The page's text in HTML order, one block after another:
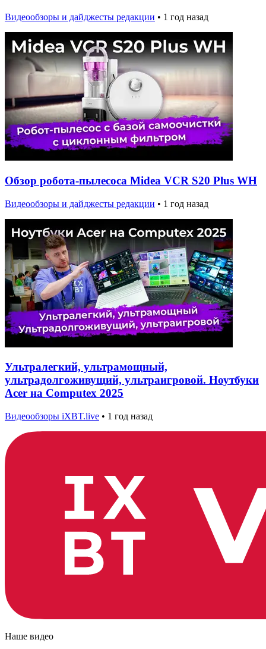
Видеообзоры и дайджесты редакции • 1 год назад
Обзор робота-пылесоса Midea VCR S20 Plus WH
Видеообзоры и дайджесты редакции • 1 год назад
Ультралегкий, ультрамощный,
ультрадолгоживущий, ультраигровой. Ноутбуки
Acer на Computex 2025
Видеообзоры iXBT.live • 1 год назад
Наше видео